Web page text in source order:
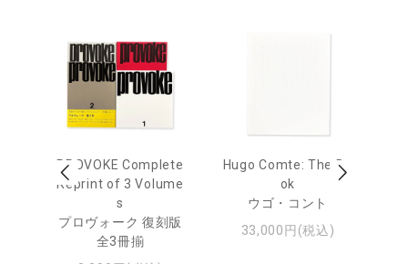
PROVOKE Complete
Reprint of 3 Volume
s
プロヴォーク 復刻版
全3冊揃
Hugo Comte: The Bo
ok
ウゴ・コント
33,000円(税込)